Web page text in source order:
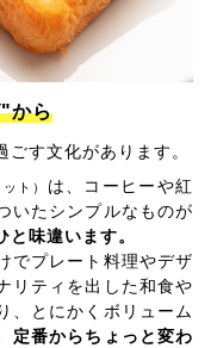
から
す文化があります。
ト）
は、コーヒーや紅
いたシンプルなものが
味違います。
でプレート料理やデザ
リティを出した和食や
、とにかくボリューム
定番からちょっと変わ